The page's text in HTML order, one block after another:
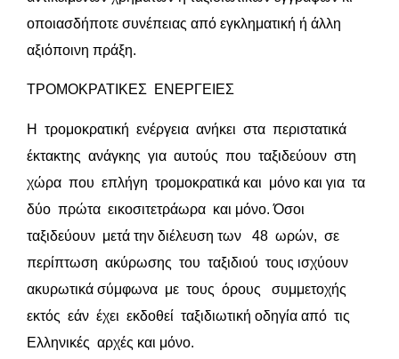
οποιασδήποτε συνέπειας από εγκληματική ή άλλη
αξιόποινη πράξη.
ΤΡΟΜΟΚΡΑΤΙΚΕΣ ΕΝΕΡΓΕΙΕΣ
Η τρομοκρατική ενέργεια ανήκει στα περιστατικά
έκτακτης ανάγκης για αυτούς που ταξιδεύουν στη
χώρα που επλήγη τρομοκρατικά και μόνο και για τα
δύο πρώτα εικοσιτετράωρα και μόνο. Όσοι
ταξιδεύουν μετά την διέλευση των 48 ωρών, σε
περίπτωση ακύρωσης του ταξιδιού τους ισχύουν
ακυρωτικά σύμφωνα με τους όρους συμμετοχής
εκτός εάν έχει εκδοθεί ταξιδιωτική οδηγία από τις
Ελληνικές αρχές και μόνο.